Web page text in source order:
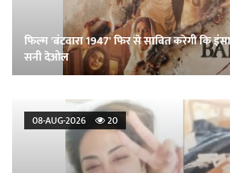
फिल्म 'बंटवारा 1947' फिर से साबित करेगी कि
सनी देओल
08-AUG-2026 20